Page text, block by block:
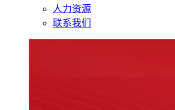
人力资源
联系我们